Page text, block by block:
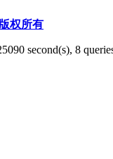
权所有
second(s), 8